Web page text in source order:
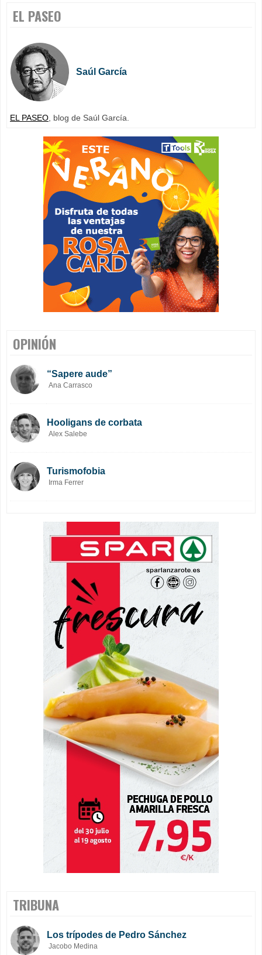
EL PASEO
Saúl García
EL PASEO , blog de Saúl García.
OPINIÓN
“Sapere aude”
Ana Carrasco
Hooligans de corbata
Alex Salebe
Turismofobia
Irma Ferrer
TRIBUNA
Los trípodes de Pedro Sánchez
Jacobo Medina